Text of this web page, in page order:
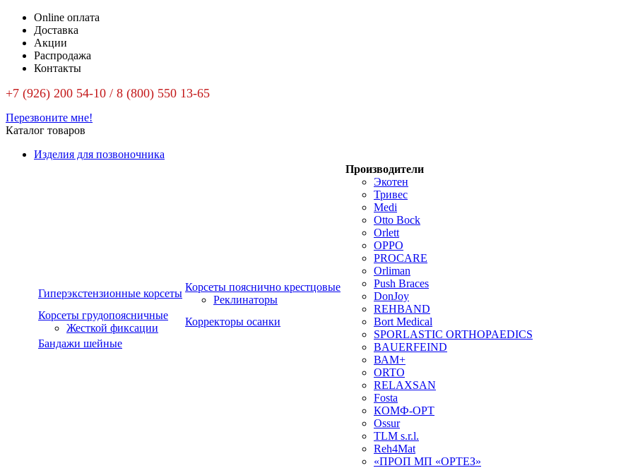
Online оплата
Доставка
Акции
Распродажа
Контакты
+7 (926) 200 54-10 / 8 (800) 550 13-65
Перезвоните мне!
Каталог товаров
Изделия для позвоночника
Гиперэкстензионные корсеты
Корсеты пояснично крестцовые
Реклинаторы
Корсеты грудопоясничные
Жесткой фиксации
Корректоры осанки
Бандажи шейные
Производители
Экотен
Тривес
Medi
Otto Bock
Orlett
OPPO
PROCARE
Orliman
Push Braces
DonJoy
REHBAND
Bort Medical
SPORLASTIC ORTHOPAEDICS
BAUERFEIND
ВАМ+
ORTO
RELAXSAN
Fosta
КОМФ-ОРТ
Ossur
TLM s.r.l.
Reh4Mat
«ПРОП МП «ОРТЕЗ»